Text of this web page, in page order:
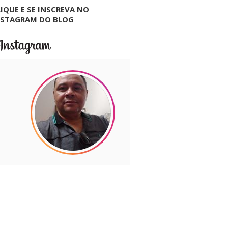
E SE INSCREVA NO
DO BLOG